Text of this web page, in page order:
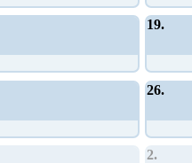
19.
26.
2.